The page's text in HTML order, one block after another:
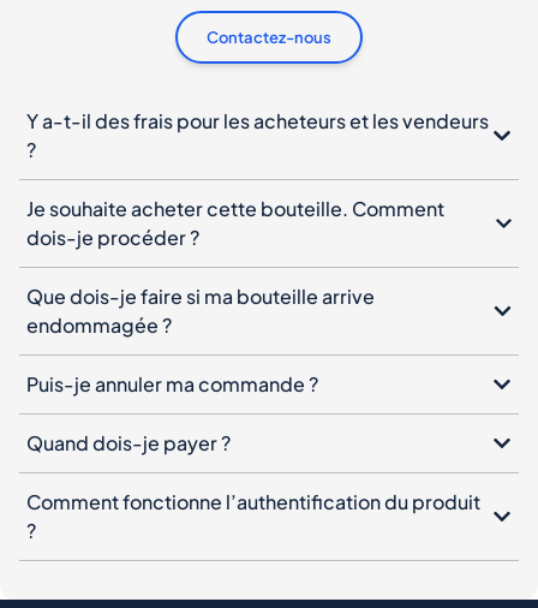
Contactez-nous
Y a-t-il des frais pour les acheteurs et les vendeurs
?
Je souhaite acheter cette bouteille. Comment
dois-je procéder ?
Que dois-je faire si ma bouteille arrive
endommagée ?
Puis-je annuler ma commande ?
Quand dois-je payer ?
Comment fonctionne l’authentification du produit
?